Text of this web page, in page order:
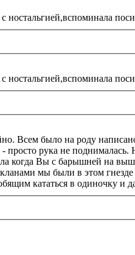
ностальгией,вспоминала
ностальгией,вспоминала
Всем было на роду
Но - "загнанных лошадей
когда Вы с барышней на
мы были в этом
кататься в одиночку